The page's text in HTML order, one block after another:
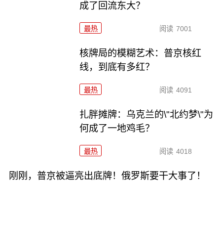
成了回流东大？
最热 阅读 7001
核牌局的模糊艺术：普京核红
线，到底有多红？
最热 阅读 4091
扎胖摊牌：乌克兰的\"北约梦\"为
何成了一地鸡毛？
最热 阅读 4018
刚刚，普京被逼亮出底牌！俄罗斯要干大事了！